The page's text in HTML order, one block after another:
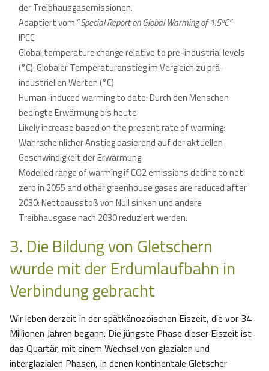
der Treibhausgasemissionen.
Adaptiert vom “Special Report on Global Warming of 1.5ºC”
IPCC
Global temperature change relative to pre-industrial levels
(°C): Globaler Temperaturanstieg im Vergleich zu prä-
industriellen Werten (°C)
Human-induced warming to date: Durch den Menschen
bedingte Erwärmung bis heute
Likely increase based on the present rate of warming:
Wahrscheinlicher Anstieg basierend auf der aktuellen
Geschwindigkeit der Erwärmung
Modelled range of warming if CO2 emissions decline to net
zero in 2055 and other greenhouse gases are reduced after
2030: Nettoausstoß von Null sinken und andere
Treibhausgase nach 2030 reduziert werden.
3. Die Bildung von Gletschern
wurde mit der Erdumlaufbahn in
Verbindung gebracht
Wir leben derzeit in der spätkänozoischen Eiszeit, die vor 34
Millionen Jahren begann. Die jüngste Phase dieser Eiszeit ist
das Quartär, mit einem Wechsel von glazialen und
interglazialen Phasen, in denen kontinentale Gletscher